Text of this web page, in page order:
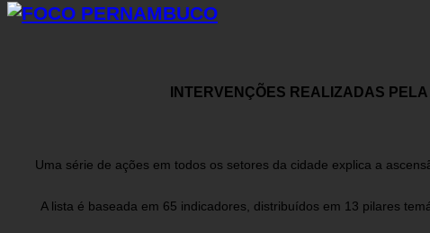
INTERVENÇÕES REALIZADAS
Uma série de ações em todos os setores da cidade explica a
A lista é baseada em 65 indicadores, distribuídos em 13 pilares